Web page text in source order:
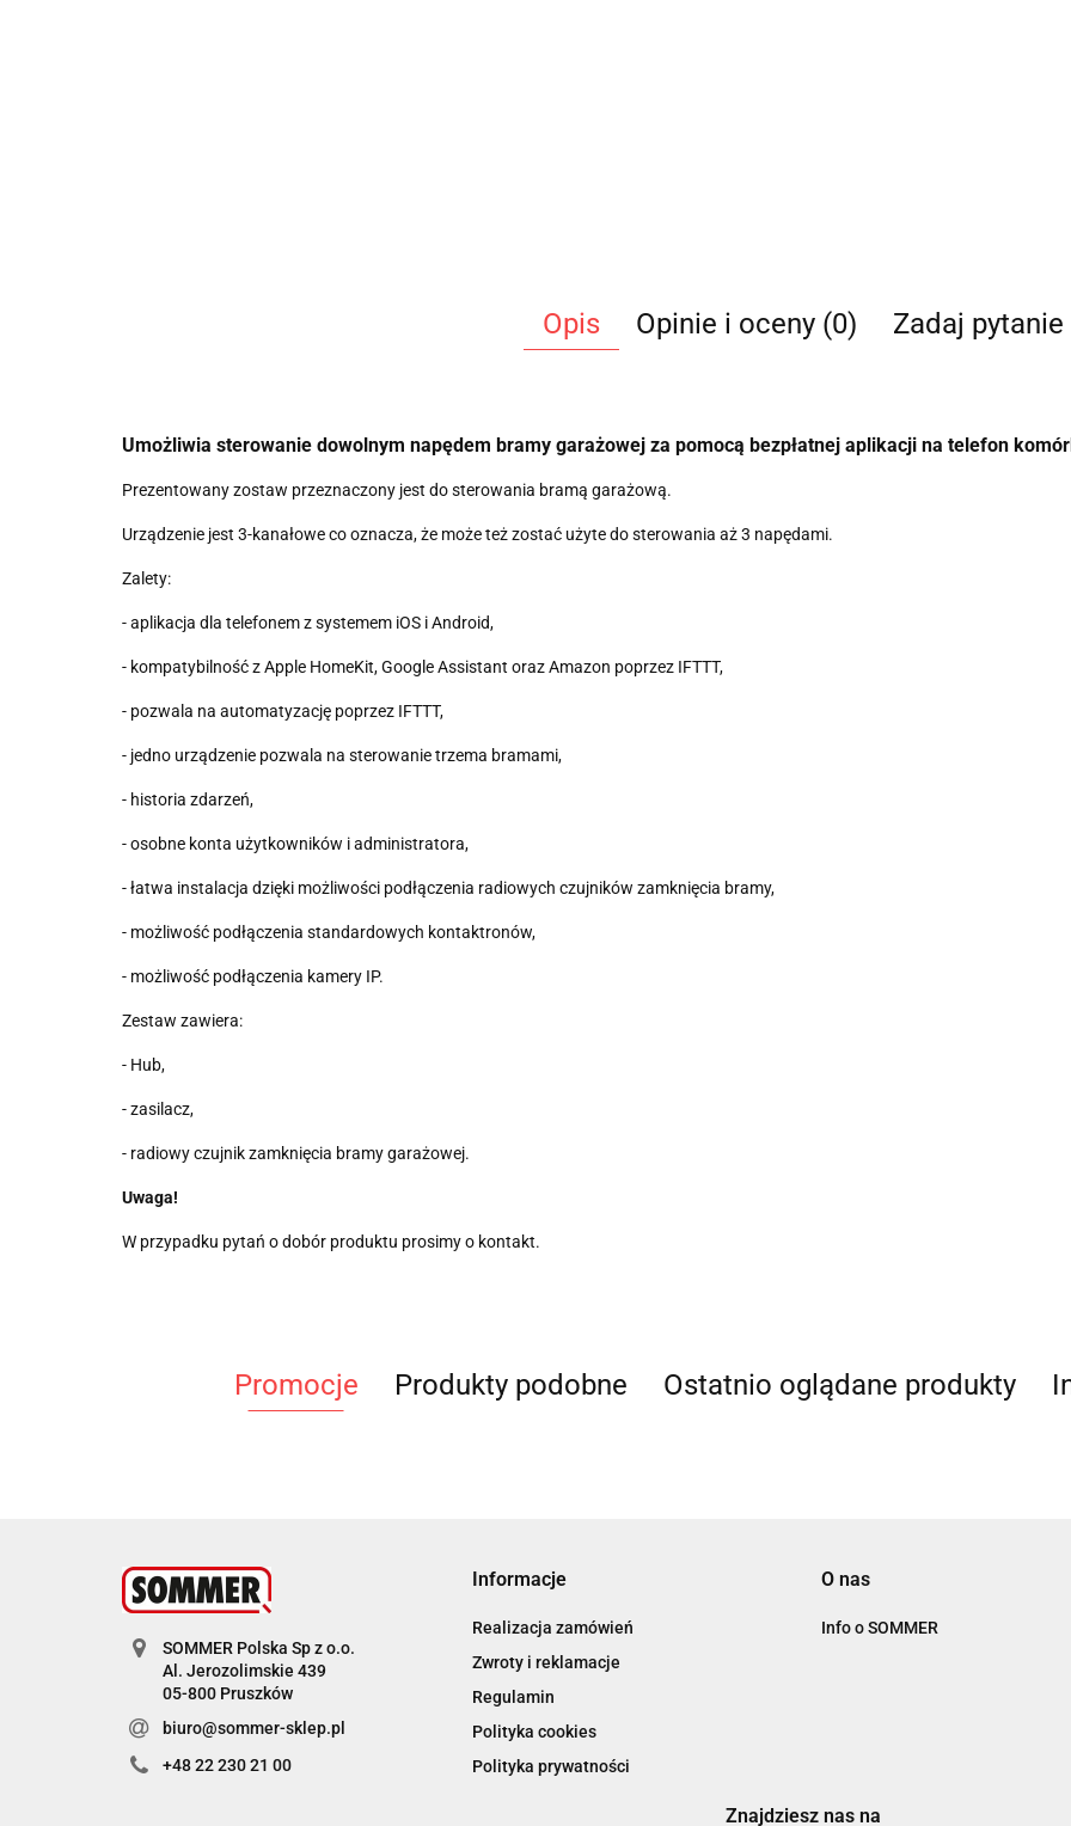
Opis Opinie i oceny (0) Zadaj pytanie
Umożliwia sterowanie dowolnym napędem bramy garażowej za pomocą bezpłatnej aplikacji na telefon
Prezentowany zostaw przeznaczony jest do sterowania bramą garażową.
Urządzenie jest 3-kanałowe co oznacza, że może też zostać użyte do sterowania aż 3 napędami.
Zalety:
- aplikacja dla telefonem z systemem iOS i Android,
- kompatybilność z Apple HomeKit, Google Assistant oraz Amazon poprzez IFTTT,
- pozwala na automatyzację poprzez IFTTT,
- jedno urządzenie pozwala na sterowanie trzema bramami,
- historia zdarzeń,
- osobne konta użytkowników i administratora,
- łatwa instalacja dzięki możliwości podłączenia radiowych czujników zamknięcia bramy,
- możliwość podłączenia standardowych kontaktronów,
- możliwość podłączenia kamery IP.
Zestaw zawiera:
- Hub,
- zasilacz,
- radiowy czujnik zamknięcia bramy garażowej.
Uwaga!
W przypadku pytań o dobór produktu prosimy o kontakt.
Promocje Produkty podobne Ostatnio oglądane produkty
SOMMER Polska Sp z o.o.
Al. Jerozolimskie 439
05-800 Pruszków
biuro@sommer-sklep.pl
+48 22 230 21 00
Informacje
Realizacja zamówień
Zwroty i reklamacje
Regulamin
Polityka cookies
Polityka prywatności
O nas
Info o SOMMER
Znajdziesz nas na